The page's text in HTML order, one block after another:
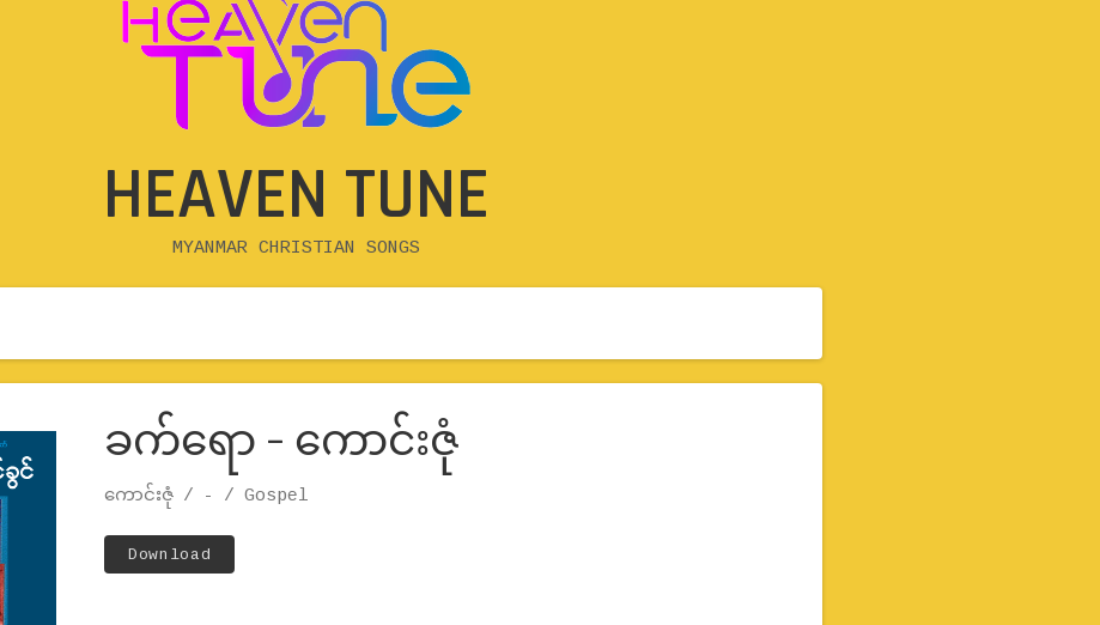
HEAVEN TUNE
MYANMAR CHRISTIAN SONGS
ခက်ရော – ကောင်းဇုံ
Record Details
Artist
ကောင်းဇုံ
Release -
Genre Gospel
Track Links
Download